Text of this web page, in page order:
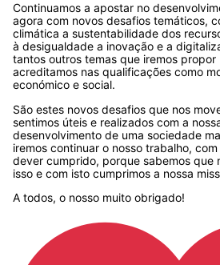
Continuamos a apostar no
agora com novos desafios temáticos,
climática a sustentabilidade dos
à desigualdade a inovação e a
tantos outros temas que iremos
acreditamos nas qualificações como
económico e social.
São estes novos desafios que nos
sentimos úteis e realizados com a
desenvolvimento de uma sociedade
iremos continuar o nosso trabalho,
dever cumprido, porque sabemos que
isso e com isto cumprimos a nossa
A todos, o nosso muito obrigado!